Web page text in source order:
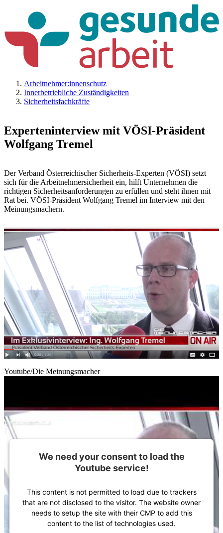
Arbeitnehmer:innenschutz
Innerbetriebliche Zuständigkeiten
Sicherheitsfachkräfte
Experteninterview mit VÖSI-Präsident
Wolfgang Tremel
Der Verband Österreichischer Sicherheits-Experten (VÖSI) setzt
sich für die Arbeitnehmersicherheit ein, hilft Unternehmen die
richtigen Sicherheitsanforderungen zu erfüllen und steht ihnen mit
Rat bei. VÖSI-Präsident Wolfgang Tremel im Interview mit den
Meinungsmachern.
Youtube/Die Meinungsmacher
We need your consent to load the
Youtube service!
This content is not permitted to load due to trackers
that are not disclosed to the visitor. The website owner
needs to setup the site with their CMP to add this
content to the list of technologies used.